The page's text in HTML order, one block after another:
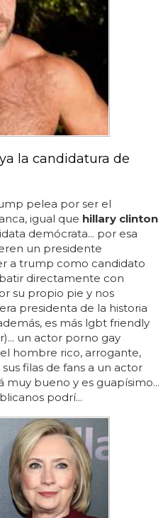
la candidatura de
pelea por ser el
igual que hillary clinton
demócrata... por esa
un presidente
a trump como candidato
directamente con
su propio pie y nos
presidenta de la historia
es más lgbt friendly
un actor porno gay
hombre rico, arrogante,
filas de fans a un actor
muy bueno y es guapísimo...
podrí...